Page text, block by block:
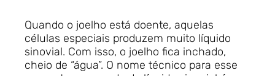
Quando o joelho está doente, aquelas
células especiais produzem muito líquido
sinovial. Com isso, o joelho fica inchado,
cheio de “água”. O nome técnico para esse